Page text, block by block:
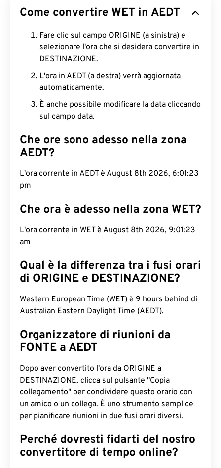
Come convertire WET in AEDT
Fare clic sul campo ORIGINE (a sinistra) e
selezionare l'ora che si desidera convertire in
DESTINAZIONE.
L'ora in AEDT (a destra) verrà aggiornata
automaticamente.
È anche possibile modificare la data cliccando
sul campo data.
Che ore sono adesso nella zona
AEDT?
L'ora corrente in AEDT è August 8th 2026, 6:01:24
pm
Che ora è adesso nella zona WET?
L'ora corrente in WET è August 8th 2026, 9:01:24
am
Qual è la differenza tra i fusi orari
di ORIGINE e DESTINAZIONE?
Western European Time (WET) è 9 hours behind di
Australian Eastern Daylight Time (AEDT).
Organizzatore di riunioni da
FONTE a AEDT
Dopo aver convertito l'ora da ORIGINE a
DESTINAZIONE, clicca sul pulsante "Copia
collegamento" per condividere questo orario con
un amico o un collega. È uno strumento semplice
per pianificare riunioni in due fusi orari diversi.
Perché dovresti fidarti del nostro
convertitore di tempo online?